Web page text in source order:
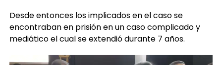
Desde entonces los implicados en el caso se
encontraban en prisión en un caso complicado y
mediático el cual se extendió durante 7 años.